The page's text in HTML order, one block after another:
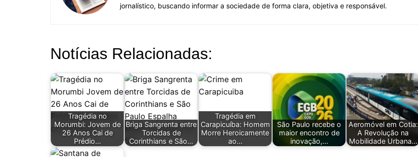
jornalístico, buscando informar a sociedade de forma clara, objetiva e responsável.
Notícias Relacionadas:
Tragédia no
Morumbi: Jovem de
26 Anos Cai de
Prédio…
Briga Sangrenta entre
Torcidas de
Corinthians e São…
Tragédia em
Carapicuíba: Homem
Morre Heroicamente
ao…
São Paulo recebe o
maior encontro de
inovação,…
Aeromóvel em Cotia:
A Revolução na
Mobilidade Urbana…